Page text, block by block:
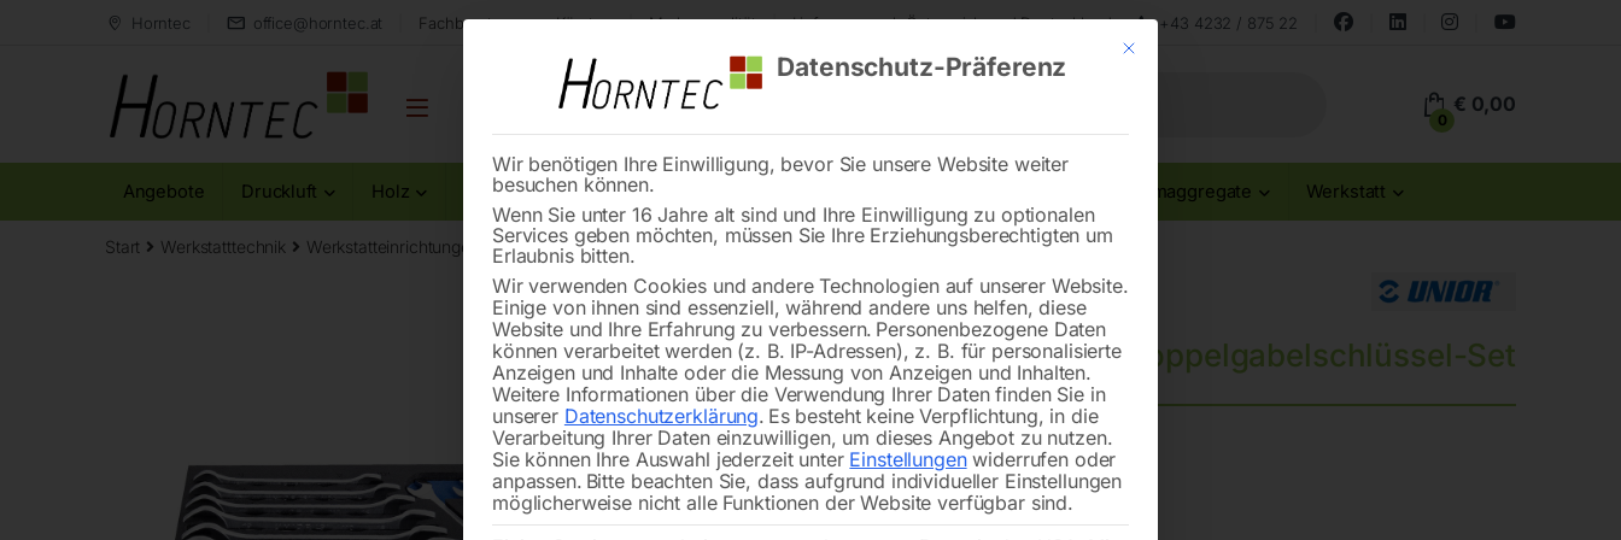
Horntec office@horntec.at Fachberatung aus Kärnten Markenqualität Lieferung nach Österreich und Deutschland +43 4232 / 875 22
0
€ 0,00
Angebote Druckluft Holz Metall Reinigung Stromaggregate Werkstatt
Start Werkstatttechnik Werkstatteinrichtungen SOS Modul – Doppelgabelschlüssel-Set
🔍
SOS Modul – Doppelgabelschlüssel-Set
Sets
Sets im SOS-Modul
Moduleinsatz 1/3
Mit diesem Button wird der Dialog geschlossen. Seine Funktionalität ist
Datenschutz-Präferenz
Wir benötigen Ihre Einwilligung, bevor Sie unsere Website weiter
besuchen können.
Wenn Sie unter 16 Jahre alt sind und Ihre Einwilligung zu optionalen
Services geben möchten, müssen Sie Ihre Erziehungsberechtigten um
Erlaubnis bitten.
Wir verwenden Cookies und andere Technologien auf unserer Website.
Einige von ihnen sind essenziell, während andere uns helfen, diese
Website und Ihre Erfahrung zu verbessern. Personenbezogene Daten
können verarbeitet werden (z. B. IP-Adressen), z. B. für personalisierte
Anzeigen und Inhalte oder die Messung von Anzeigen und Inhalten.
Weitere Informationen über die Verwendung Ihrer Daten finden Sie in
unserer Datenschutzerklärung. Es besteht keine Verpflichtung, in die
Verarbeitung Ihrer Daten einzuwilligen, um dieses Angebot zu nutzen.
Sie können Ihre Auswahl jederzeit unter Einstellungenwiderrufen oder
anpassen. Bitte beachten Sie, dass aufgrund individueller Einstellungen
möglicherweise nicht alle Funktionen der Website verfügbar sind.